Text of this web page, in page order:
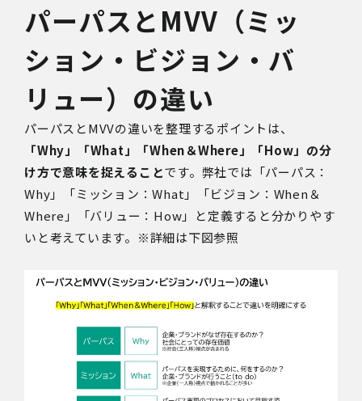
パーパスとMVV（ミッ
ション・ビジョン・バ
リュー）の違い
パーパスとMVVの違いを整理するポイントは、
「Why」「What」「When＆Where」「How」の分
け方で意味を捉えることです。弊社では「パーパス：
Why」「ミッション：What」「ビジョン：When＆
Where」「バリュー：How」と定義すると分かりやす
いと考えています。※詳細は下図参照